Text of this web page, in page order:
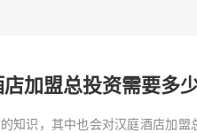
加盟总投资需要多
知识，其中也会对汉庭酒店加